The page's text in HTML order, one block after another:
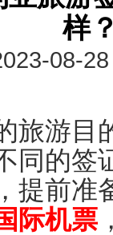
样
08-
旅游目
同的签
提前准
际机票